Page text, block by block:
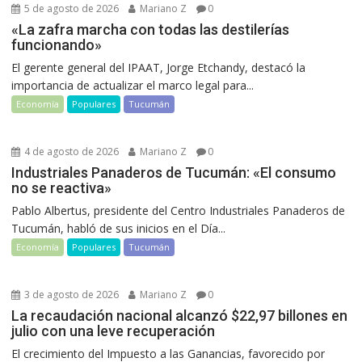
5 de agosto de 2026 Mariano Z 0
«La zafra marcha con todas las destilerías
funcionando»
El gerente general del IPAAT, Jorge Etchandy, destacó la
importancia de actualizar el marco legal para...
Economía Populares Tucumán
4 de agosto de 2026 Mariano Z 0
Industriales Panaderos de Tucumán: «El consumo
no se reactiva»
Pablo Albertus, presidente del Centro Industriales Panaderos de
Tucumán, habló de sus inicios en el Día...
Economía Populares Tucumán
3 de agosto de 2026 Mariano Z 0
La recaudación nacional alcanzó $22,97 billones en
julio con una leve recuperación
El crecimiento del Impuesto a las Ganancias, favorecido por